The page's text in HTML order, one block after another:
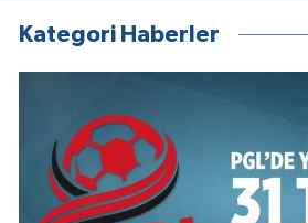
Kategori Haberler